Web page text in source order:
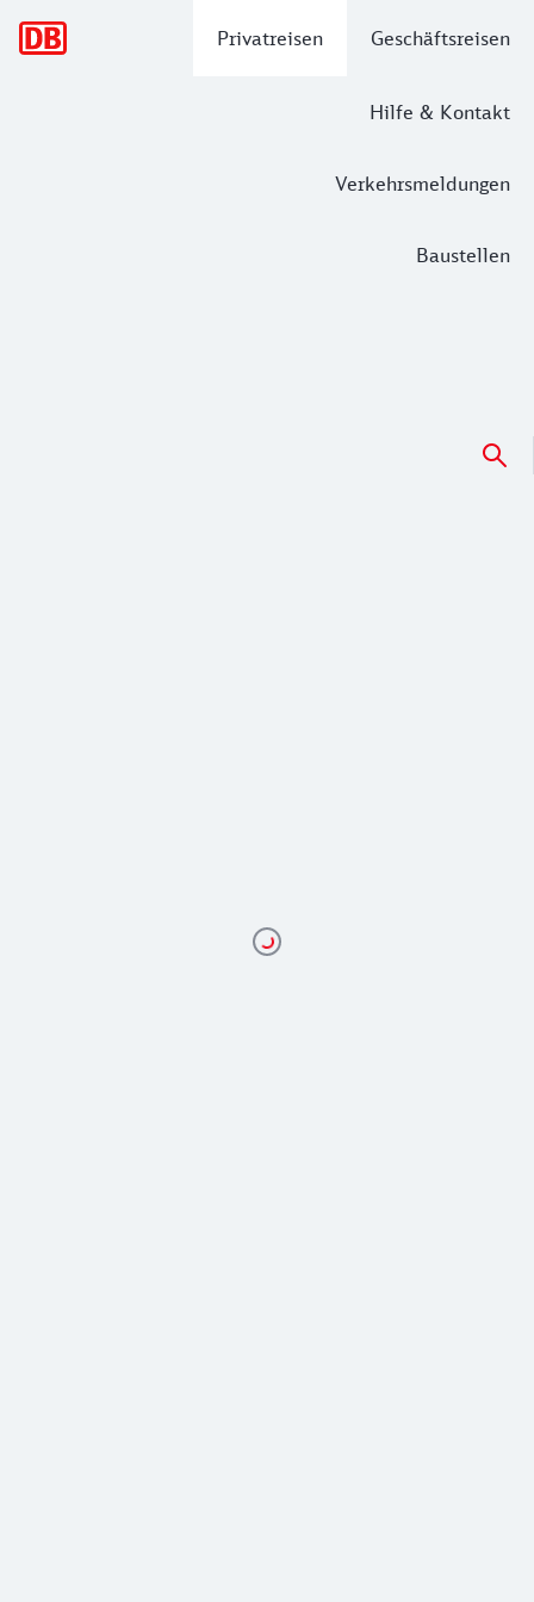
Privatreisen Geschäftsreisen
Hilfe & Kontakt
Verkehrsmeldungen
Baustellen